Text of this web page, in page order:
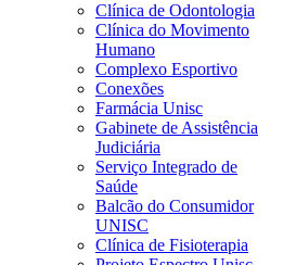
Clínica de Odontologia
Clínica do Movimento
Humano
Complexo Esportivo
Conexões
Farmácia Unisc
Gabinete de Assistência
Judiciária
Serviço Integrado de
Saúde
Balcão do Consumidor
UNISC
Clínica de Fisioterapia